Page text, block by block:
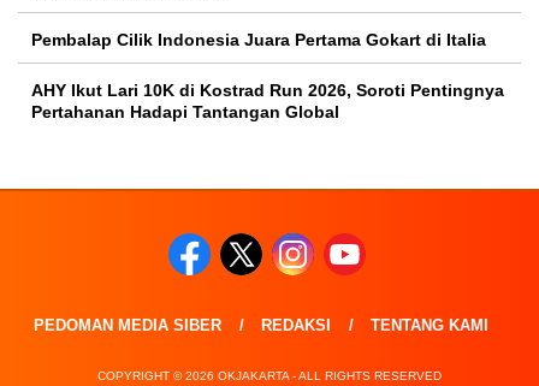
Pembalap Cilik Indonesia Juara Pertama Gokart di Italia
AHY Ikut Lari 10K di Kostrad Run 2026, Soroti Pentingnya
Pertahanan Hadapi Tantangan Global
PEDOMAN MEDIA SIBER REDAKSI TENTANG KAMI
COPYRIGHT © 2026 OKJAKARTA - ALL RIGHTS RESERVED